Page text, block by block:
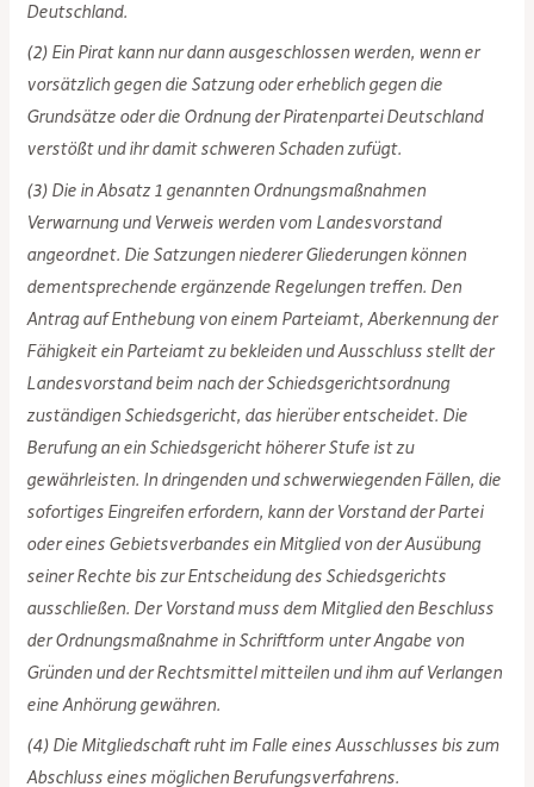
Deutschland.
(2) Ein Pirat kann nur dann ausgeschlossen werden, wenn er
vorsätzlich gegen die Satzung oder erheblich gegen die
Grundsätze oder die Ordnung der Piratenpartei Deutschland
verstößt und ihr damit schweren Schaden zufügt.
(3) Die in Absatz 1 genannten Ordnungsmaßnahmen
Verwarnung und Verweis werden vom Landesvorstand
angeordnet. Die Satzungen niederer Gliederungen können
dementsprechende ergänzende Regelungen treffen. Den
Antrag auf Enthebung von einem Parteiamt, Aberkennung der
Fähigkeit ein Parteiamt zu bekleiden und Ausschluss stellt der
Landesvorstand beim nach der Schiedsgerichtsordnung
zuständigen Schiedsgericht, das hierüber entscheidet. Die
Berufung an ein Schiedsgericht höherer Stufe ist zu
gewährleisten. In dringenden und schwerwiegenden Fällen, die
sofortiges Eingreifen erfordern, kann der Vorstand der Partei
oder eines Gebietsverbandes ein Mitglied von der Ausübung
seiner Rechte bis zur Entscheidung des Schiedsgerichts
ausschließen. Der Vorstand muss dem Mitglied den Beschluss
der Ordnungsmaßnahme in Schriftform unter Angabe von
Gründen und der Rechtsmittel mitteilen und ihm auf Verlangen
eine Anhörung gewähren.
(4) Die Mitgliedschaft ruht im Falle eines Ausschlusses bis zum
Abschluss eines möglichen Berufungsverfahrens.